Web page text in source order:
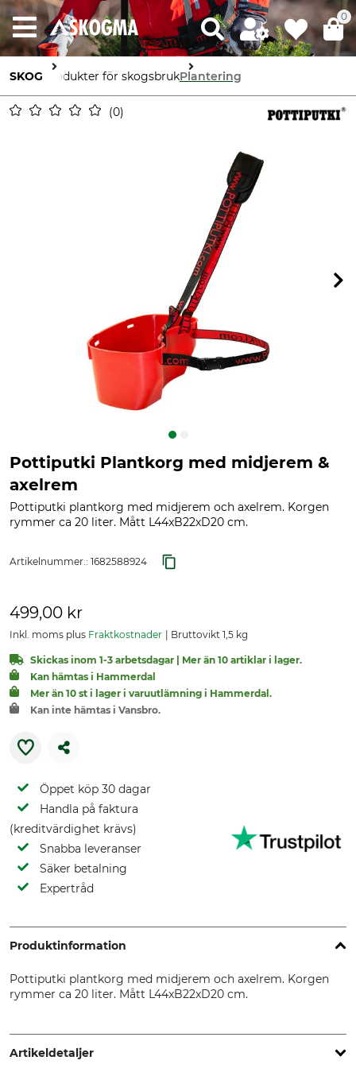
0
SKOG Produkter för skogsbrukPlantering
0
Pottiputki Plantkorg med midjerem &
axelrem
Pottiputki plantkorg med midjerem och axelrem. Korgen
rymmer ca 20 liter. Mått L44xB22xD20 cm.
Artikelnummer.: 1682588924
499,00 kr
Inkl. moms plus Fraktkostnader Bruttovikt 1,5 kg
Skickas inom 1-3 arbetsdagar | Mer än 10 artiklar i lager.
Kan hämtas i Hammerdal
Mer än 10 st i lager i varuutlämning i Hammerdal.
Kan inte hämtas i Vansbro.
Öppet köp 30 dagar
Handla på faktura
(kreditvärdighet krävs)
Snabba leveranser
Säker betalning
Expertråd
Produktinformation
Pottiputki plantkorg med midjerem och axelrem. Korgen
rymmer ca 20 liter. Mått L44xB22xD20 cm.
Artikeldetaljer